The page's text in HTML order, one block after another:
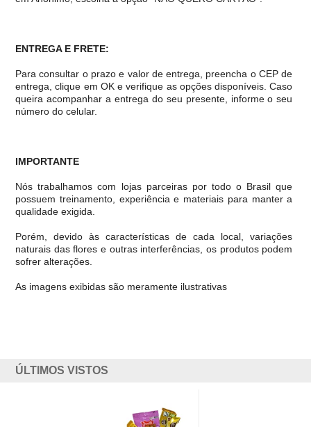
ENTREGA E FRETE:
Para consultar o prazo e valor de entrega, preencha o CEP de
entrega, clique em OK e verifique as opções disponíveis. Caso
queira acompanhar a entrega do seu presente, informe o seu
número do celular.
IMPORTANTE
Nós trabalhamos com lojas parceiras por todo o Brasil que
possuem treinamento, experiência e materiais para manter a
qualidade exigida.
Porém, devido às características de cada local, variações
naturais das flores e outras interferências, os produtos podem
sofrer alterações.
As imagens exibidas são meramente ilustrativas
ÚLTIMOS VISTOS